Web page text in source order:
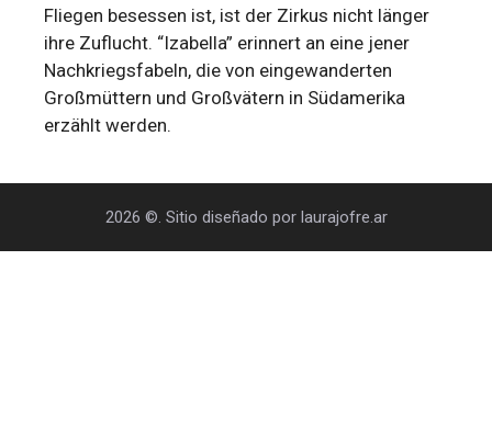
Fliegen besessen ist, ist der Zirkus nicht länger
ihre Zuflucht. “Izabella” erinnert an eine jener
Nachkriegsfabeln, die von eingewanderten
Großmüttern und Großvätern in Südamerika
erzählt werden.
2026 ©. Sitio diseñado por laurajofre.ar